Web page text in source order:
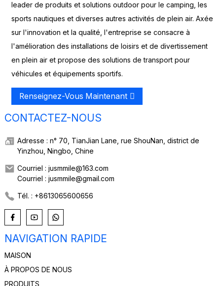
leader de produits et solutions outdoor pour le camping, les
sports nautiques et diverses autres activités de plein air. Axée
sur l'innovation et la qualité, l'entreprise se consacre à
l'amélioration des installations de loisirs et de divertissement
en plein air et propose des solutions de transport pour
véhicules et équipements sportifs.
Renseignez-Vous Maintenant
CONTACTEZ-NOUS
Adresse : n° 70, TianJian Lane, rue ShouNan, district de
Yinzhou, Ningbo, Chine
Courriel : jusmmile@163.com
Courriel : jusmmile@gmail.com
Tél. : +8613065600656
NAVIGATION RAPIDE
MAISON
À PROPOS DE NOUS
PRODUITS